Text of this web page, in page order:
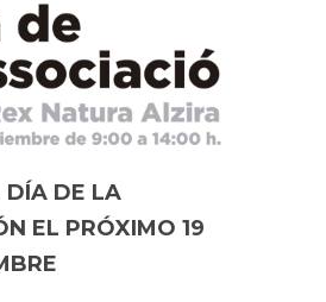
DÍA DE LA
EL PRÓXIMO 19